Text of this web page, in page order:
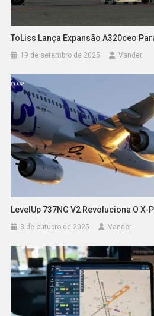
ToLiss Lança Expansão A320ceo
19 de setembro de 2025 Vander
LevelUp 737NG V2 Revoluciona O X-
3 de outubro de 2025 Vander